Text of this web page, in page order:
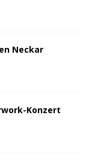
Neckar
Konzert